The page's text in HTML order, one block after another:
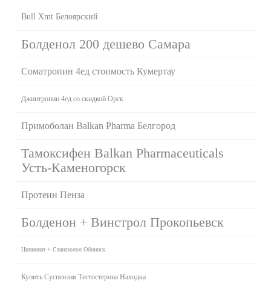
Bull Xmt Белоярский
Болденол 200 дешево Самара
Cоматропин 4ед стоимость Кумертау
Джинтропин 4ед со скидкой Орск
Примоболан Balkan Pharma Белгород
Тамоксифен Balkan Pharmaceuticals
Усть-Каменогорск
Протеин Пенза
Болденон + Винстрол Прокопьевск
Ципионат + Станазолол Обнинск
Купить Суспензия Тестостерона Находка